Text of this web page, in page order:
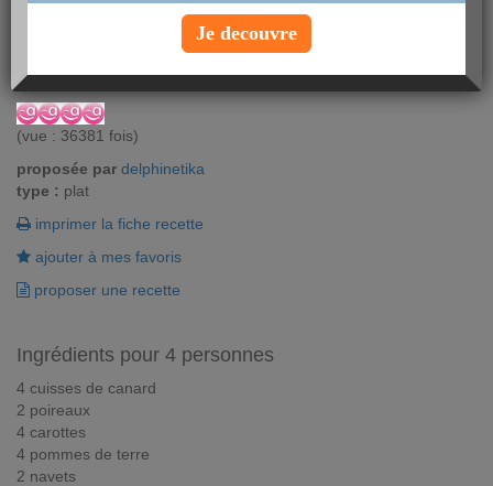
avec un accent du Sud Ouest que vous pourrez le savourer avec
cette recette de pot au feu de canard.
Vous aimez ? Alors notez !
(vue : 36381 fois)
proposée par delphinetika
type : plat
imprimer la fiche recette
ajouter à mes favoris
proposer une recette
Ingrédients pour 4 personnes
4 cuisses de canard
2 poireaux
4 carottes
4 pommes de terre
2 navets
Je decouvre